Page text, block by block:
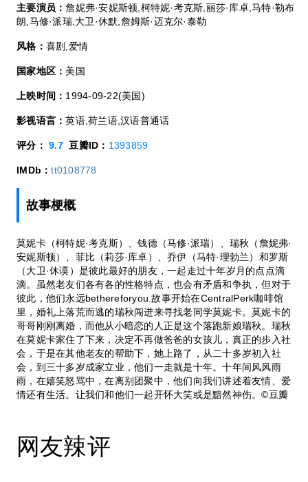
主要演员：詹妮弗·安妮斯顿,柯特妮·考克斯,丽莎·库卓,马特·勒布
朗,马修·派瑞,大卫·休默,詹姆斯·迈克尔·泰勒
风格： 喜剧,爱情
国家地区： 美国
上映时间： 1994-09-22(美国)
影视语言：英语,荷兰语,汉语普通话
评分： 9.7 豆瓣ID： 1393859
IMDb：tt0108778
故事梗概
莫妮卡（柯特妮·考克斯）、钱德（马修·派瑞）、瑞秋（詹妮弗·
安妮斯顿）、菲比（莉莎·库卓）、乔伊（马特·理勃兰）和罗斯
（大卫·休谟）是彼此最好的朋友，一起走过十年岁月的点点滴
滴。虽然老友们各有各的性格特点，也会有矛盾和争执，但对于
彼此，他们永远bethereforyou.故事开始在CentralPerk咖啡馆
里，婚礼上落荒而逃的瑞秋闯进来寻找老同学莫妮卡。莫妮卡的
哥哥刚刚离婚，而他从小暗恋的人正是这个落跑新娘瑞秋。瑞秋
在莫妮卡家住了下来，决定不再做爸爸的女孩儿，真正的步入社
会，于是在其他老友的帮助下，她上路了，从二十多岁初入社
会，到三十多岁成家立业，他们一走就是十年。十年间风风雨
雨，在嬉笑怒骂中，在离别团聚中，他们向我们讲述着友情、爱
情还有生活。让我们和他们一起开怀大笑或是黯然神伤。©豆瓣
网友辣评